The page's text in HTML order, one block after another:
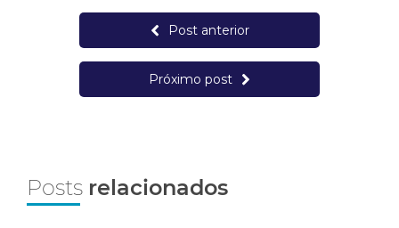
Post anterior
Próximo post
Posts relacionados